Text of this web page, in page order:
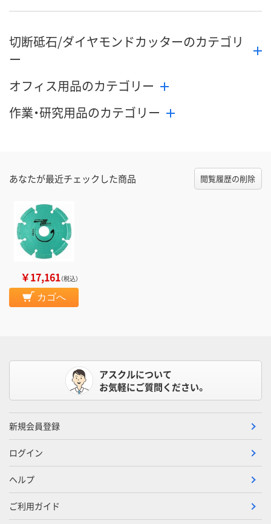
お届け日 8月26日（水）まで 8月26日（水）まで 8月26日（水）
数量 数量 数量
切断砥石/ダイヤモンドカッターのカテゴリ
ー
オフィス用品のカテゴリー
作業・研究用品のカテゴリー
あなたが最近チェックした商品 閲覧履歴の削除
￥17,161（税込）
カゴへ
アスクルについて
お気軽にご質問ください。
新規会員登録
ログイン
ヘルプ
ご利用ガイド